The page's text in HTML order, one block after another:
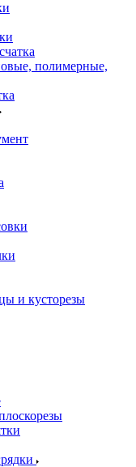
полимерные,
и кусторезы